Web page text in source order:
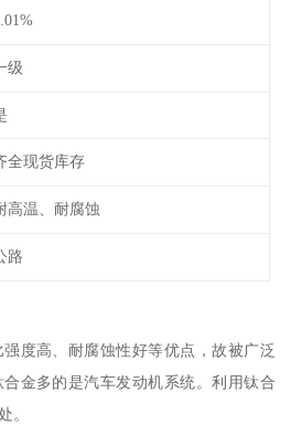
级
全现货库存
高温、耐腐蚀
路
度高、耐腐蚀性好等优点，故被广泛
金多的是汽车发动机系统。利用钛合
。